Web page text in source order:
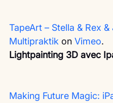
TapeArt – Stella & Rex
Multipraktik on Vimeo.
Lightpainting 3D avec
Making Future Magic: